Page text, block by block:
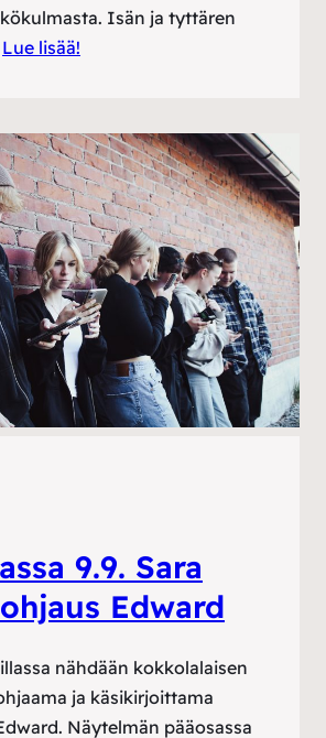
Isän ja tyttären
Lue lisää!
9.9. Sara
Edward
nähdään kokkolalaisen
ja käsikirjoittama
Näytelmän pääosassa